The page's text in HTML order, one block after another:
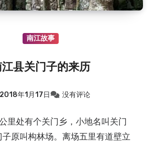
南江故事
江县关门子的来历
2018年1月17日 没有评论
里处有个关门乡，小地名叫关门
原叫构林场。离场五里有道壁立